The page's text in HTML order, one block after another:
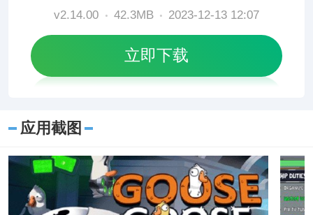
v2.14.00 42.3MB 2023-12-13 12:07
立即下载
应用截图